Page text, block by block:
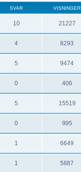
SVAR VISNINGER
10 21227
4 8293
5 9474
0 406
5 15519
0 995
1 6649
1 5887